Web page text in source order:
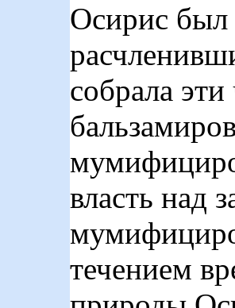
Осирис был
собрала
власть над
течением